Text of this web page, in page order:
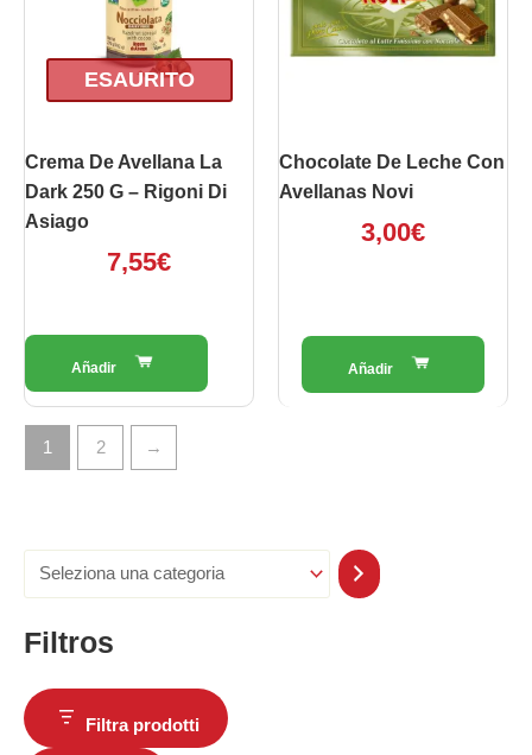
Filtros
Filtra prodotti
ESAURITO
Crema De Avellana La
Dark 250 G – Rigoni Di
Asiago
7,55€
Chocolate De Leche Con
Avellanas Novi
3,00€
1 2 →